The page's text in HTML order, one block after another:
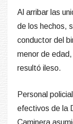
efectivos de la
Caminera
procedieron a
asfáltica.
de espirometría
intervención de